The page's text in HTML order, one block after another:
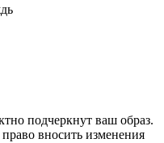
подчеркнут ваш образ.
вносить изменения